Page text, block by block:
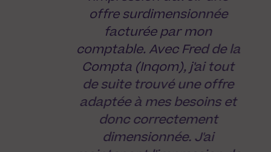
offre surdimensionnée
facturée par mon
comptable. Avec Fred de la
Compta (Inqom), j'ai tout
de suite trouvé une offre
adaptée à mes besoins et
donc correctement
dimensionnée. J'ai